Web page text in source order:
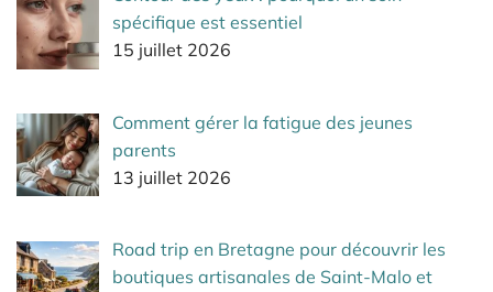
spécifique est essentiel
15 juillet 2026
Comment gérer la fatigue des jeunes
parents
13 juillet 2026
Road trip en Bretagne pour découvrir les
boutiques artisanales de Saint-Malo et